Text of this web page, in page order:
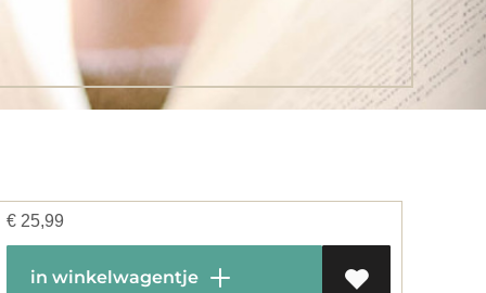
€ 25,99
in winkelwagentje